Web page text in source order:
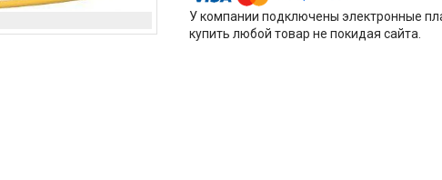
У компании подключены электронные
купить любой товар не покидая сайта.